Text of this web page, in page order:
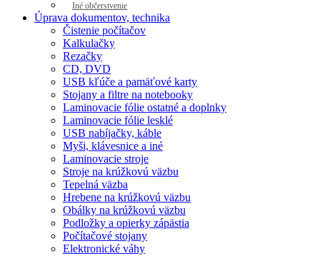
Iné občerstvenie
Úprava dokumentov, technika
Čistenie počítačov
Kalkulačky
Rezačky
CD, DVD
USB kľúče a pamäťové karty
Stojany a filtre na notebooky
Laminovacie fólie ostatné a doplnky
Laminovacie fólie lesklé
USB nabíjačky, káble
Myši, klávesnice a iné
Laminovacie stroje
Stroje na krúžkovú väzbu
Tepelná väzba
Hrebene na krúžkovú väzbu
Obálky na krúžkovú väzbu
Podložky a opierky zápästia
Počítačové stojany
Elektronické váhy